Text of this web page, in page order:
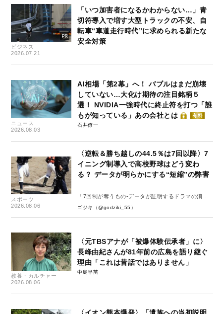
ビジネス
2026.07.21
「いつ加害者になるかわからない…」青
切符導入で増す大型トラックの不安、自
転車“車道走行時代”に求められる新たな
安全対策
ニュース
2026.08.03
AI相場「第2幕」へ！ バブルはまだ崩壊
していない…大化け期待の注目銘柄５
選！ NVIDIA一強時代に終止符を打つ「誰
もが知っている」あの会社とは
有料
石井僚一
スポーツ
2026.08.06
〈逆転＆勝ち越しの44.5％は7回以降〉7
イニング制導入で高校野球はどう変わ
る？ データが明らかにする“短縮”の弊害
「7回制が奪うもの-データが証明するドラマの消
失-」
ゴジキ（@godziki_55）
教養・カルチャー
2026.08.06
〈元TBSアナが「被爆体験伝承者」に〉
長峰由紀さんが81年前の広島を語り継ぐ
理由「これは昔話ではありません」
中島早苗